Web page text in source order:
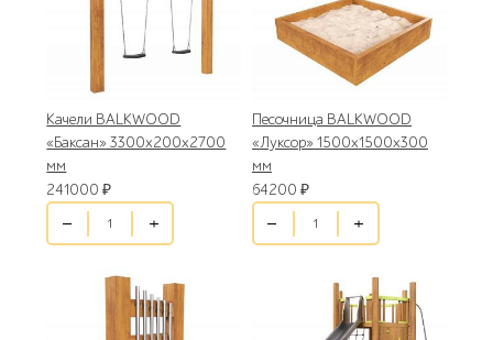
Качели BALKWOOD
«Баксан» 3300х200х2700
мм
241000 ₽
Песочница BALKWOOD
«Луксор» 1500х1500х300
мм
64200 ₽